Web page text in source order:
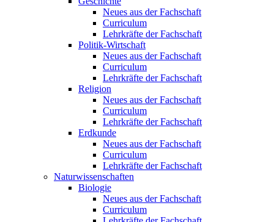
Neues aus der Fachschaft
Curriculum
Lehrkräfte der Fachschaft
Politik-Wirtschaft
Neues aus der Fachschaft
Curriculum
Lehrkräfte der Fachschaft
Religion
Neues aus der Fachschaft
Curriculum
Lehrkräfte der Fachschaft
Erdkunde
Neues aus der Fachschaft
Curriculum
Lehrkräfte der Fachschaft
Naturwissenschaften
Biologie
Neues aus der Fachschaft
Curriculum